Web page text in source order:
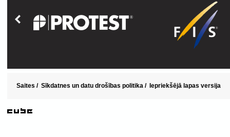
Saites / Sīkdatnes un datu drošības politika / Iepriekšējā lapas versija